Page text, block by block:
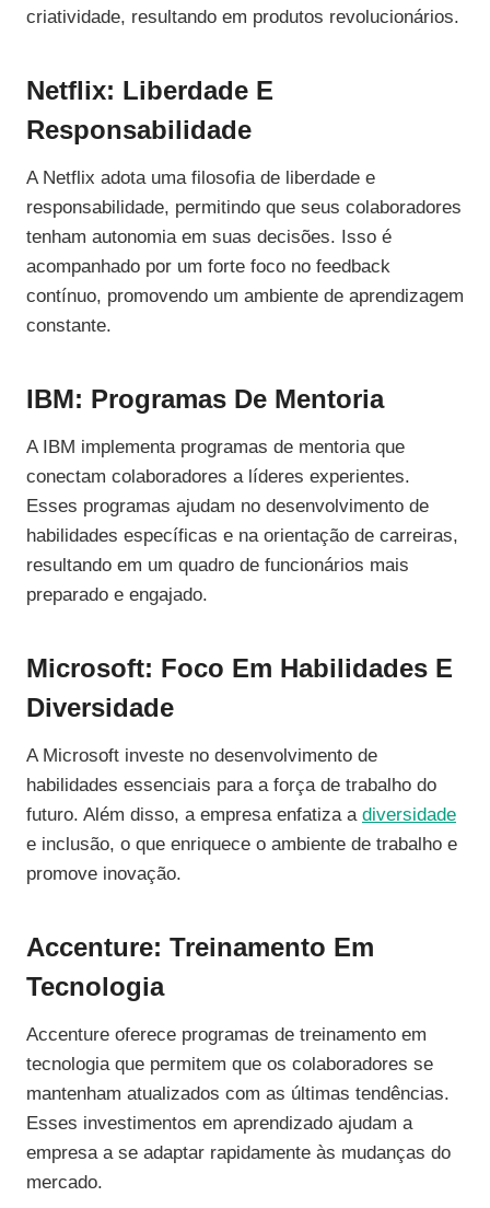
criatividade, resultando em produtos revolucionários.
Netflix: Liberdade E
Responsabilidade
A Netflix adota uma filosofia de liberdade e
responsabilidade, permitindo que seus colaboradores
tenham autonomia em suas decisões. Isso é
acompanhado por um forte foco no feedback
contínuo, promovendo um ambiente de aprendizagem
constante.
IBM: Programas De Mentoria
A IBM implementa programas de mentoria que
conectam colaboradores a líderes experientes.
Esses programas ajudam no desenvolvimento de
habilidades específicas e na orientação de carreiras,
resultando em um quadro de funcionários mais
preparado e engajado.
Microsoft: Foco Em Habilidades E
Diversidade
A Microsoft investe no desenvolvimento de
habilidades essenciais para a força de trabalho do
futuro. Além disso, a empresa enfatiza a diversidade
e inclusão, o que enriquece o ambiente de trabalho e
promove inovação.
Accenture: Treinamento Em
Tecnologia
Accenture oferece programas de treinamento em
tecnologia que permitem que os colaboradores se
mantenham atualizados com as últimas tendências.
Esses investimentos em aprendizado ajudam a
empresa a se adaptar rapidamente às mudanças do
mercado.